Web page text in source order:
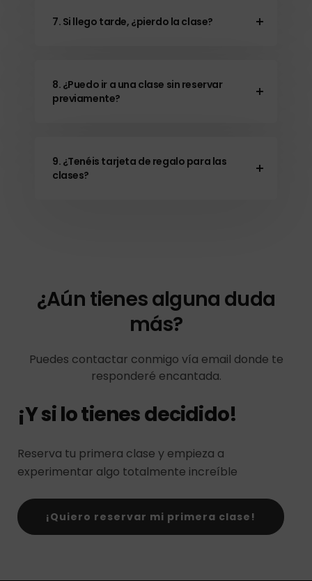
7. Si llego tarde, ¿pierdo la clase?
8. ¿Puedo ir a una clase sin reservar
previamente?
9. ¿Tenéis tarjeta de regalo para las
clases?
¿Aún tienes alguna duda
más?
Puedes contactar conmigo vía email donde te
responderé encantada.
¡Y si lo tienes decidido!
Reserva tu primera clase y empieza a
experimentar algo totalmente increíble
¡Quiero reservar mi primera clase!